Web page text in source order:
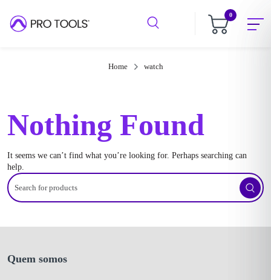
0
Home watch
Nothing Found
It seems we can’t find what you’re looking for. Perhaps searching can
help.
Search
for
products
Quem somos